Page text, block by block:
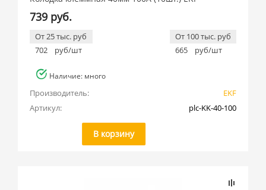
739 руб.
От 25 тыс. руб
702
руб/шт
От 100 тыс. руб
665
руб/шт
Наличие: много
Производитель:
EKF
Артикул:
plc-KK-40-100
В корзину